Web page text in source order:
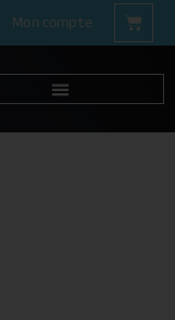
Mon compte